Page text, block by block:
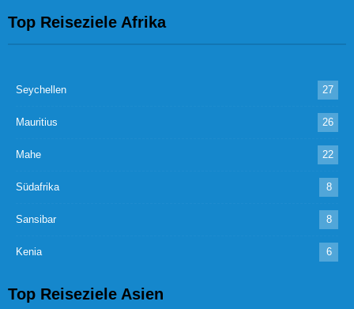
Top Reiseziele Afrika
Seychellen 27
Mauritius 26
Mahe 22
Südafrika 8
Sansibar 8
Kenia 6
Top Reiseziele Asien